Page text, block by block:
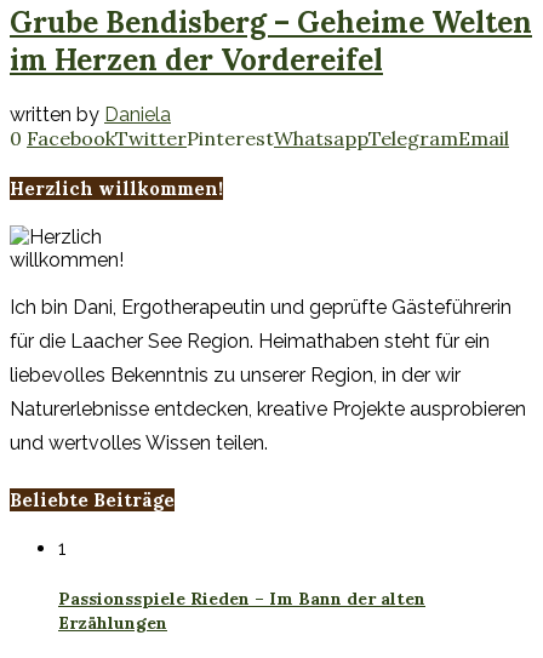
Grube Bendisberg – Geheime Welten
im Herzen der Vordereifel
written by Daniela
0 FacebookTwitterPinterestWhatsappTelegramEmail
Herzlich willkommen!
Ich bin Dani, Ergotherapeutin und geprüfte Gästeführerin
für die Laacher See Region. Heimathaben steht für ein
liebevolles Bekenntnis zu unserer Region, in der wir
Naturerlebnisse entdecken, kreative Projekte ausprobieren
und wertvolles Wissen teilen.
Beliebte Beiträge
1
Passionsspiele Rieden – Im Bann der alten
Erzählungen